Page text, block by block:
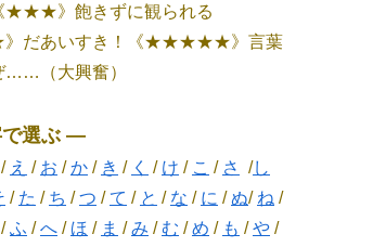
★★★》飽きずに観られる
だあいすき！《★★★★★》言葉
……（大興奮）
選ぶ ―
/ え / お /か / き / く / け / こ / さ /し
/ た / ち /つ /て / と / な / に /ぬ/ ね /
/ふ /へ / ほ / ま /み /む /め / も /や /